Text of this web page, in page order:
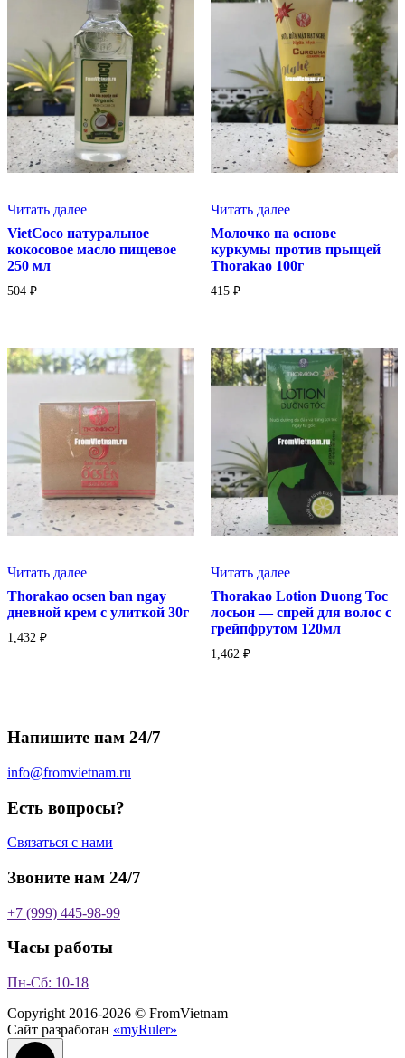
Читать далее
VietCoco натуральное
кокосовое масло пищевое
250 мл
504 ₽
Читать далее
Молочко на основе
куркумы против прыщей
Thorakao 100г
415 ₽
Читать далее
Thorakao ocsen ban ngay
дневной крем с улиткой 30г
1,432 ₽
Читать далее
Thorakao Lotion Duong Toc
лосьон — спрей для волос с
грейпфрутом 120мл
1,462 ₽
Напишите нам 24/7
info@fromvietnam.ru
Есть вопросы?
Связаться с нами
Звоните нам 24/7
+7 (999) 445-98-99
Часы работы
Пн-Сб: 10-18
Copyright 2016-2026 © FromVietnam
Сайт разработан «myRuler»